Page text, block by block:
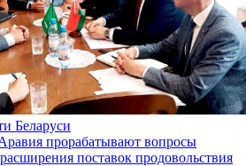
Беларуси
прорабатывают вопросы
поставок продовольствия